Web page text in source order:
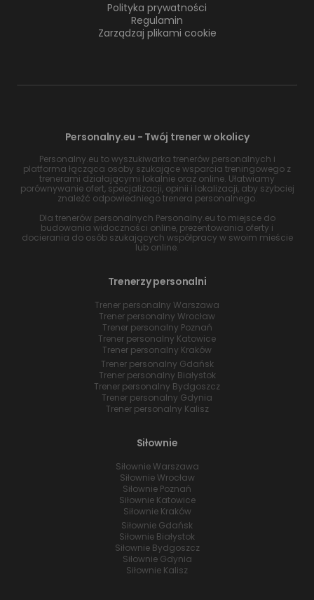
Polityka prywatności
Regulamin
Zarządzaj plikami cookie
Personalny.eu - Twój trener w okolicy
Personalny.eu to wyszukiwarka trenerów personalnych i
platforma łącząca osoby szukające wsparcia treningowego z
trenerami działającymi lokalnie oraz online. Ułatwiamy
porównywanie ofert, specjalizacji, opinii i lokalizacji, aby szybciej
znaleźć odpowiedniego trenera personalnego.
Dla trenerów personalnych Personalny.eu to miejsce do
budowania widoczności online, prezentowania oferty i
docierania do osób szukających współpracy w swoim mieście
lub online.
Trenerzy personalni
Trener personalny Warszawa
Trener personalny Wrocław
Trener personalny Poznań
Trener personalny Katowice
Trener personalny Kraków
Trener personalny Gdańsk
Trener personalny Białystok
Trener personalny Bydgoszcz
Trener personalny Gdynia
Trener personalny Kalisz
Siłownie
Siłownie Warszawa
Siłownie Wrocław
Siłownie Poznań
Siłownie Katowice
Siłownie Kraków
Siłownie Gdańsk
Siłownie Białystok
Siłownie Bydgoszcz
Siłownie Gdynia
Siłownie Kalisz